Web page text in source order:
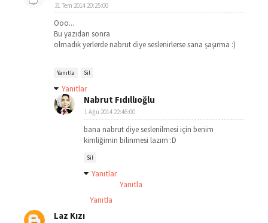
31 Tem 2014 20:25:00
Ooo...
Bu yazıdan sonra
olmadık yerlerde nabrut diye seslenirlerse sana şaşırma :)
Yanıtla Sil
Yanıtlar
Nabrut Fıdıllıoğlu
1 Ağu 2014 22:46:00
bana nabrut diye seslenilmesi için benim
kimliğimin bilinmesi lazım :D
Sil
Yanıtlar
Yanıtla
Yanıtla
Laz Kızı